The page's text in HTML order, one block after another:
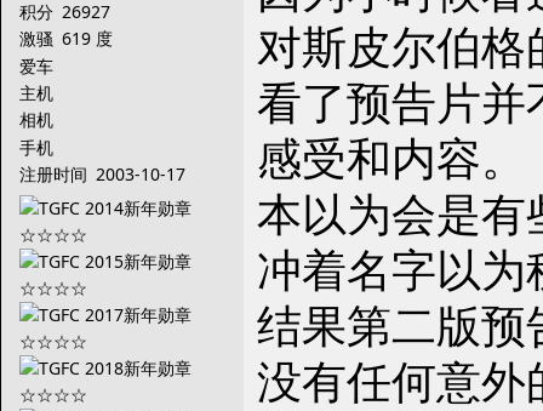
积分 26927
激骚 619 度
爱车
主机
相机
手机
注册时间 2003-10-17
对斯皮尔伯
看了预告片
感受和内容。
本以为会是
冲着名字以
结果第二版
没有任何意外